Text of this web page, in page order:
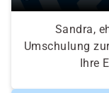
Sandra,
Umschulung
Ihre